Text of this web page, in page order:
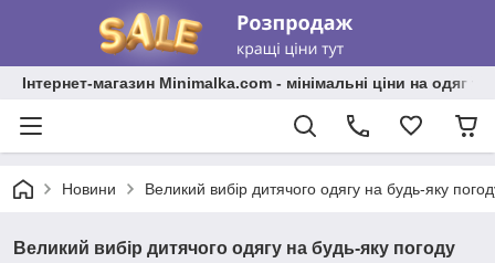
Інтернет-магазин Minimalka.com - мінімальні ціни на одяг
Новини Великий вибір дитячого одягу на будь-яку
Великий вибір дитячого одягу на будь-яку погоду